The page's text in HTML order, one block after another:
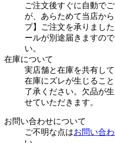
ご注文後すぐに自動で
が、あらためて当店か
プ】ご注文を承りまし
ールが別途届きますの
い。
在庫について
実店舗と在庫を共有し
在庫にズレが生じるこ
了承ください。欠品が
せていただきます。
お問い合わせについて
ご不明な点はお問い合